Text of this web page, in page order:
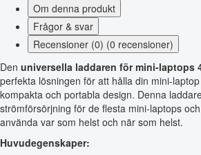
Om denna produkt
Frågor & svar
Recensioner (0) (0 recensioner)
Den universella laddaren för mini-laptops
perfekta lösningen för att hålla din mini-
kompakta och portabla design. Denna
strömförsörjning för de flesta mini-laptops
använda var som helst och när som helst.
Huvudegenskaper: